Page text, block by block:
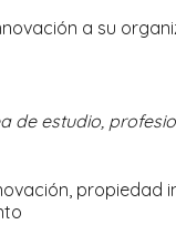
a su
de estudio,
propiedad